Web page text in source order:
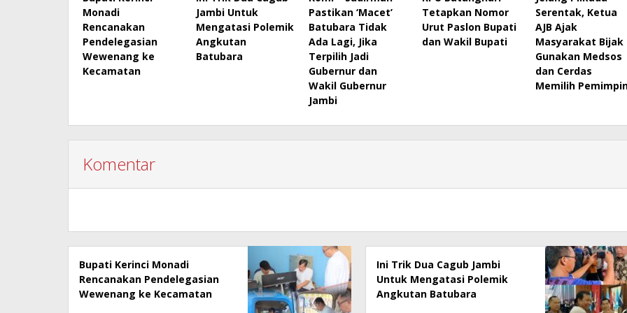
Monadi
Rencanakan
Pendelegasian
Wewenang ke
Kecamatan
Jambi Untuk
Mengatasi Polemik
Angkutan
Batubara
Pastikan ‘Macet’
Batubara Tidak
Ada Lagi, Jika
Terpilih Jadi
Gubernur dan
Wakil Gubernur
Jambi
Tetapkan Nomor
Urut Paslon Bupati
dan Wakil Bupati
Serentak, Ketua
AJB Ajak
Masyarakat Bijak
Gunakan Medsos
dan Cerdas
Memilih
Komentar
Bupati Kerinci Monadi
Rencanakan Pendelegasian
Wewenang ke Kecamatan
Ini Trik Dua Cagub Jambi
Untuk Mengatasi Polemik
Angkutan Batubara